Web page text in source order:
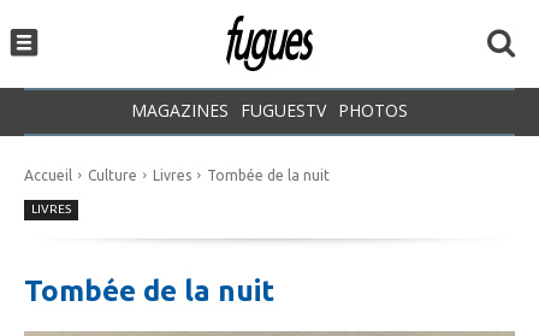
MAGAZINES FUGUESTV PHOTOS
Accueil Culture Livres Tombée de la nuit
LIVRES
Tombée de la nuit